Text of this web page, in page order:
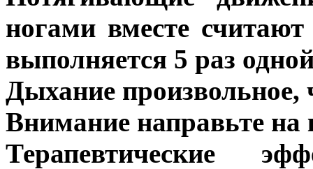
ногами вместе
выполняется 5 раз
Дыхание произвольное,
Внимание направьте на
Терапевтические